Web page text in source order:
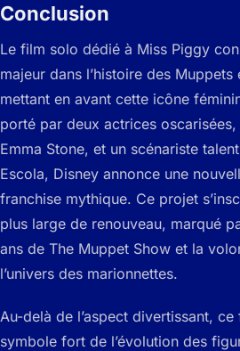
Conclusion
Le film solo dédié à Miss Piggy
majeur dans l’histoire des Muppets
mettant en avant cette icône
porté par deux actrices
Emma Stone, et un scénariste
Escola, Disney annonce une
franchise mythique. Ce projet
plus large de renouveau, marqué
ans de The Muppet Show et la
l’univers des marionnettes.
Au-delà de l’aspect divertissant,
symbole fort de l’évolution des